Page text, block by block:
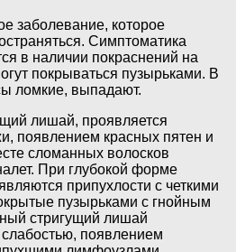
заболевание, которое
Симптоматика
в наличии покраснений на
покрываться пузырьками. В
ломкие, выпадают.
лишай, проявляется
появлением красных пятен и
сломанных волосков
При глубокой форме
припухлости с четкими
пузырьками с гнойным
стригущий лишай
появлением